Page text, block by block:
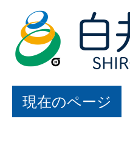
現在のページ